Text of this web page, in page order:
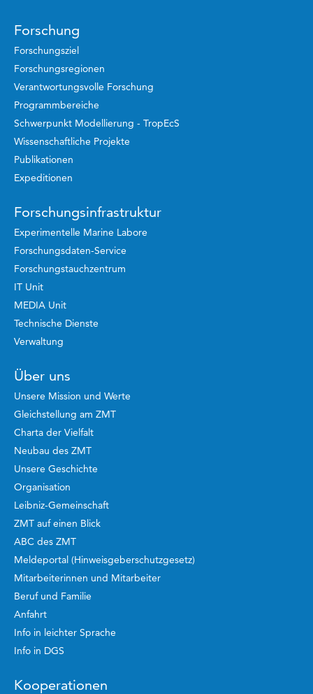
Forschung
Forschungsziel
Forschungsregionen
Verantwortungsvolle Forschung
Programmbereiche
Schwerpunkt Modellierung - TropEcS
Wissenschaftliche Projekte
Publikationen
Expeditionen
Forschungsinfrastruktur
Experimentelle Marine Labore
Forschungsdaten-Service
Forschungstauchzentrum
IT Unit
MEDIA Unit
Technische Dienste
Verwaltung
Über uns
Unsere Mission und Werte
Gleichstellung am ZMT
Charta der Vielfalt
Neubau des ZMT
Unsere Geschichte
Organisation
Leibniz-Gemeinschaft
ZMT auf einen Blick
ABC des ZMT
Meldeportal (Hinweisgeberschutzgesetz)
Mitarbeiterinnen und Mitarbeiter
Beruf und Familie
Anfahrt
Info in leichter Sprache
Info in DGS
Kooperationen